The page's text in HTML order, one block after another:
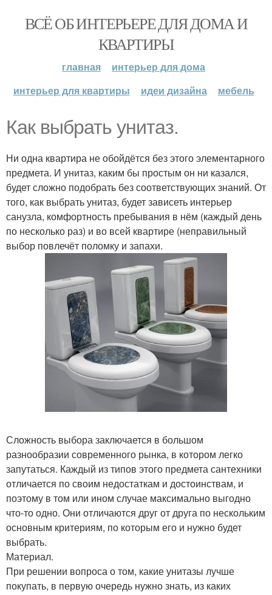
ВСЁ ОБ ИНТЕРЬЕРЕ ДЛЯ ДОМА И
КВАРТИРЫ
главная
интерьер для дома
интерьер для квартиры
идеи дизайна мебель
Как выбрать унитаз.
Ни одна квартира не обойдётся без этого элементарного
предмета. И унитаз, каким бы простым он ни казался,
будет сложно подобрать без соответствующих знаний. От
того, как выбрать унитаз, будет зависеть интерьер
санузла, комфортность пребывания в нём (каждый день
по несколько раз) и во всей квартире (неправильный
выбор повлечёт поломку и запахи.
Сложность выбора заключается в большом
разнообразии современного рынка, в котором легко
запутаться. Каждый из типов этого предмета сантехники
отличается по своим недостаткам и достоинствам, и
поэтому в том или ином случае максимально выгодно
что-то одно. Они отличаются друг от друга по нескольким
основным критериям, по которым его и нужно будет
выбрать.
Материал.
При решении вопроса о том, какие унитазы лучше
покупать, в первую очередь нужно знать, из каких